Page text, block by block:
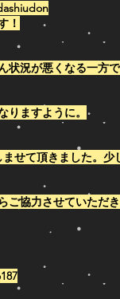
！
状況が悪くなる一方
ますように。
せて頂きました。
ご協力させていただ